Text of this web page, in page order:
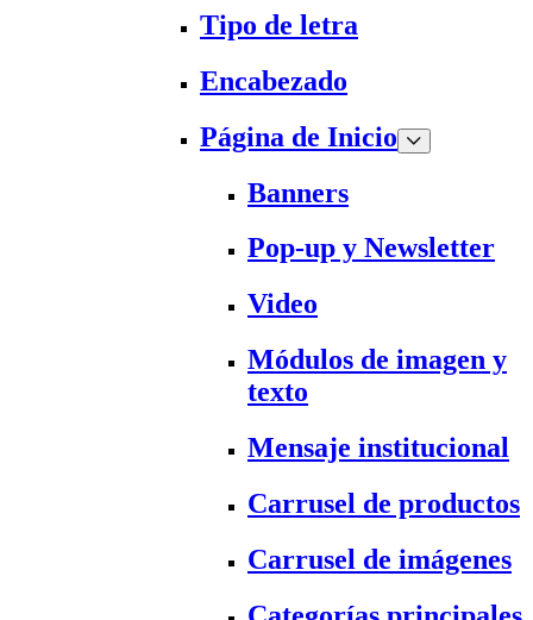
Tipo de letra
Encabezado
Página de Inicio
Banners
Pop-up y Newsletter
Video
Módulos de imagen y
texto
Mensaje institucional
Carrusel de productos
Carrusel de imágenes